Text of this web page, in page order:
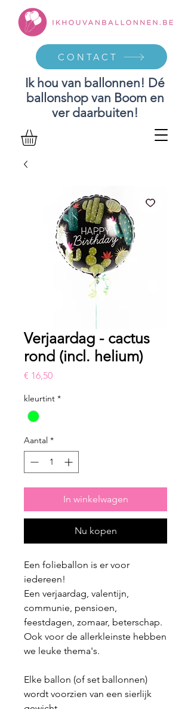
Ik hou van ballonnen! Dé
ballonshop van Boom en
ver daarbuiten!
CONTACT
Verjaardag - cactus
rond (incl. helium)
€ 16,50Prijs
kleurtint *
Aantal *
In winkelwagen
Nu kopen
Een folieballon is er voor
iedereen!
Een verjaardag, valentijn,
communie, pensioen,
feestdagen, zomaar, beterschap.
Ook voor de allerkleinste hebben
we leuke thema's.
Elke ballon (of set ballonnen)
wordt voorzien van een sierlijk